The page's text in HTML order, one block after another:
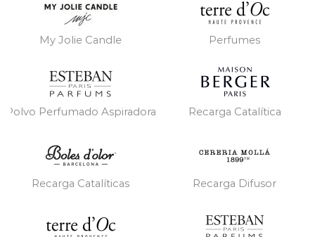
My Jolie Candle Perfumes
Polvo Perfumado Aspiradora Recarga Catalítica
Recarga Catalíticas Recarga Difusor